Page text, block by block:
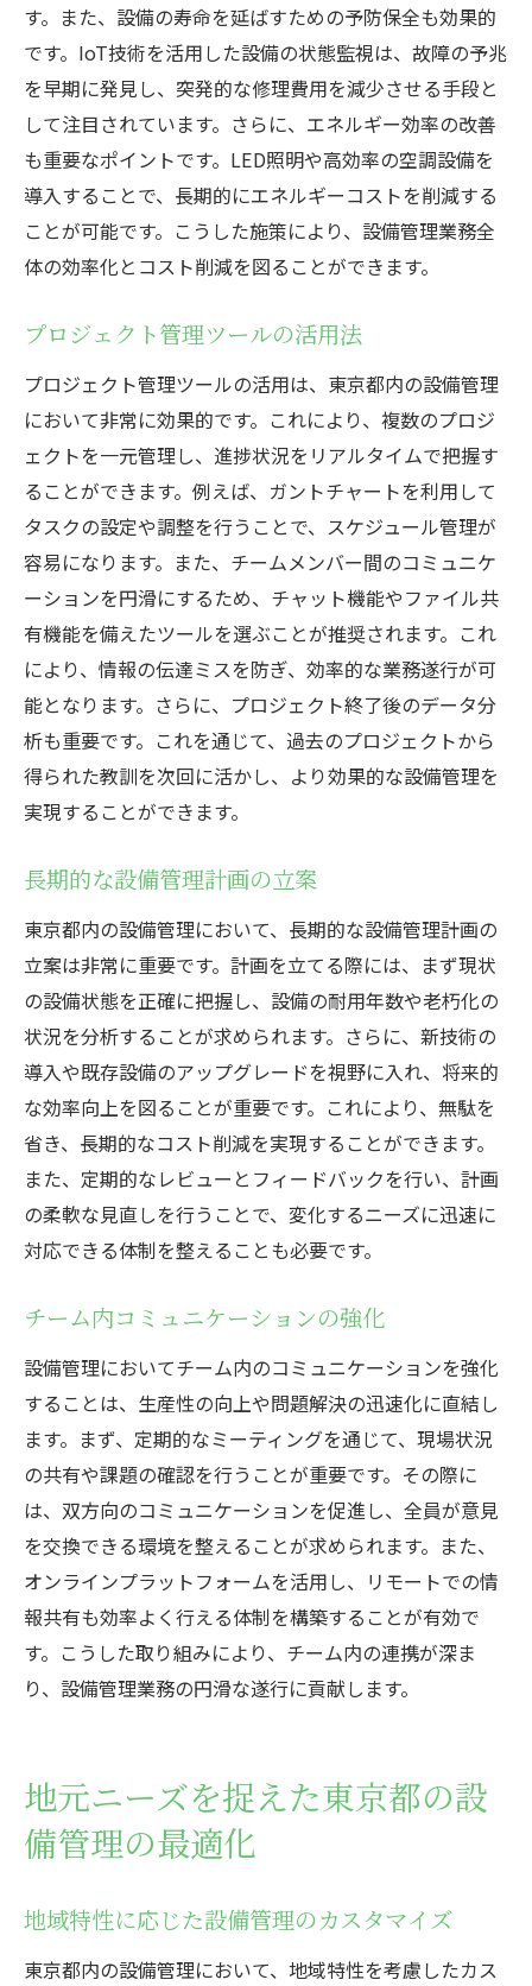
す。また、設備の寿命を延ばすための予防保全も効果的
です。IoT技術を活用した設備の状態監視は、故障の予兆
を早期に発見し、突発的な修理費用を減少させる手段と
して注目されています。さらに、エネルギー効率の改善
も重要なポイントです。LED照明や高効率の空調設備を
導入することで、長期的にエネルギーコストを削減する
ことが可能です。こうした施策により、設備管理業務全
体の効率化とコスト削減を図ることができます。
プロジェクト管理ツールの活用法
プロジェクト管理ツールの活用は、東京都内の設備管理
において非常に効果的です。これにより、複数のプロジ
ェクトを一元管理し、進捗状況をリアルタイムで把握す
ることができます。例えば、ガントチャートを利用して
タスクの設定や調整を行うことで、スケジュール管理が
容易になります。また、チームメンバー間のコミュニケ
ーションを円滑にするため、チャット機能やファイル共
有機能を備えたツールを選ぶことが推奨されます。これ
により、情報の伝達ミスを防ぎ、効率的な業務遂行が可
能となります。さらに、プロジェクト終了後のデータ分
析も重要です。これを通じて、過去のプロジェクトから
得られた教訓を次回に活かし、より効果的な設備管理を
実現することができます。
長期的な設備管理計画の立案
東京都内の設備管理において、長期的な設備管理計画の
立案は非常に重要です。計画を立てる際には、まず現状
の設備状態を正確に把握し、設備の耐用年数や老朽化の
状況を分析することが求められます。さらに、新技術の
導入や既存設備のアップグレードを視野に入れ、将来的
な効率向上を図ることが重要です。これにより、無駄を
省き、長期的なコスト削減を実現することができます。
また、定期的なレビューとフィードバックを行い、計画
の柔軟な見直しを行うことで、変化するニーズに迅速に
対応できる体制を整えることも必要です。
チーム内コミュニケーションの強化
設備管理においてチーム内のコミュニケーションを強化
することは、生産性の向上や問題解決の迅速化に直結し
ます。まず、定期的なミーティングを通じて、現場状況
の共有や課題の確認を行うことが重要です。その際に
は、双方向のコミュニケーションを促進し、全員が意見
を交換できる環境を整えることが求められます。また、
オンラインプラットフォームを活用し、リモートでの情
報共有も効率よく行える体制を構築することが有効で
す。こうした取り組みにより、チーム内の連携が深ま
り、設備管理業務の円滑な遂行に貢献します。
地元ニーズを捉えた東京都の設
備管理の最適化
地域特性に応じた設備管理のカスタマイズ
東京都内の設備管理において、地域特性を考慮したカス